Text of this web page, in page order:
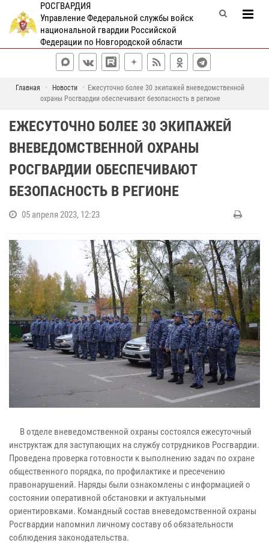
РОСГВАРДИЯ
Управление Федеральной службы войск
национальной гвардии Российской
Федерации по Новгородской области
Главная Новости
Ежесуточно более 30 экипажей вневедомственной
охраны Росгвардии обеспечивают безопасность в регионе
ЕЖЕСУТОЧНО БОЛЕЕ 30 ЭКИПАЖЕЙ
ВНЕВЕДОМСТВЕННОЙ ОХРАНЫ
РОСГВАРДИИ ОБЕСПЕЧИВАЮТ
БЕЗОПАСНОСТЬ В РЕГИОНЕ
05 апреля 2023, 12:23
В отделе вневедомственной охраны состоялся ежесуточный
инструктаж для заступающих на службу сотрудников Росгвардии.
Проведена проверка готовности к выполнению задач по охране
общественного порядка, по профилактике и пресечению
правонарушений. Наряды были ознакомлены с информацией о
состоянии оперативной обстановки и актуальными
ориентировками. Командный состав вневедомственной охраны
Росгвардии напомнил личному составу об обязательности
соблюдения законодательства.